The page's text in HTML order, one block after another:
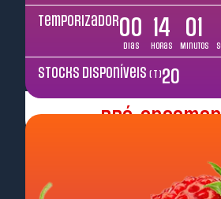
Temporizador00
Dias
14
Horas
01
Minutos
Stocks disponíveis ( T ) 20
Pré-